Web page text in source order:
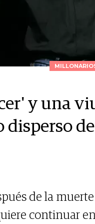
y una
de la
continuar